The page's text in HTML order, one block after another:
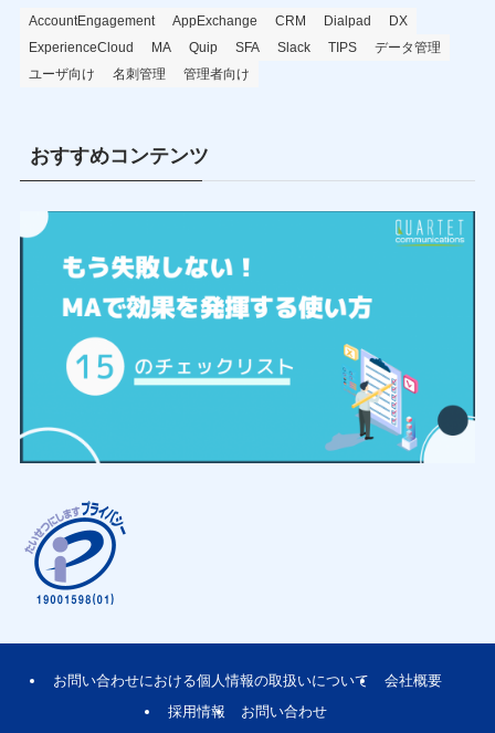
AccountEngagement AppExchange CRM Dialpad
DX
ExperienceCloud
MA Quip SFA Slack TIPS
データ管理
ユーザ向け
名刺管理 管理者向け
おすすめコンテンツ
お問い合わせにおける個人情報の取扱いについて
会社概要
採用情報
お問い合わせ